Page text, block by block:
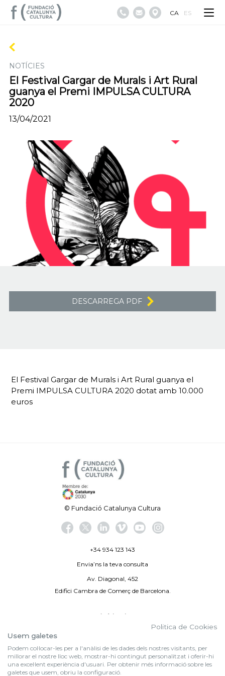
CA ES
NOTÍCIES
El Festival Gargar de Murals i Art Rural
guanya el Premi IMPULSA CULTURA
2020
13/04/2021
DESCARREGA PDF
El Festival Gargar de Murals i Art Rural guanya el
Premi IMPULSA CULTURA 2020 dotat amb 10.000
euros
© Fundació Catalunya Cultura
+34 934 123 143
Envia’ns la teva consulta
Av. Diagonal, 452
Edifici Cambra de Comerç de Barcelona.
Avís legal
By 100X100NET
Politica de Cookies
Usem galetes
Podem col·locar-les per a l'anàlisi de les dades dels nostres visitants, per
millorar el nostre lloc web, mostrar-hi contingut personalitzat i oferir-hi
una excel·lent experiència d'usuari. Per obtenir més informació sobre les
galetes que usem, obriu la configuració.